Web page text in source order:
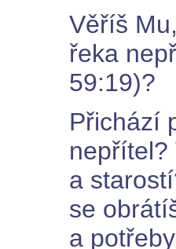
Věříš
řeka
59:19)?
Přichází
nepřítel?
a
se
a